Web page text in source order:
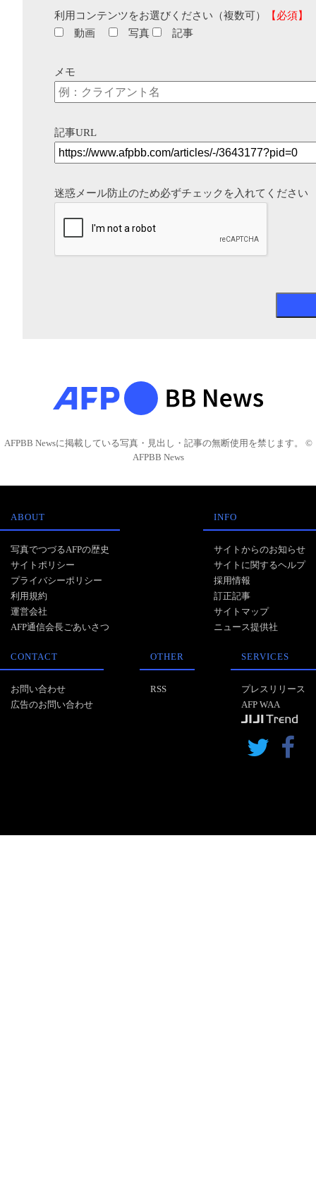
利用コンテンツをお選びください（複数可）
【必須】
動画
写真 記事
メモ
記事URL
迷惑メール防止のため必ずチェックを入れてください
AFPBB Newsに掲載している写真・見出し・記事の無断使用を禁じます。 ©
AFPBB News
ABOUT
写真でつづるAFPの歴史
サイトポリシー
プライバシーポリシー
利用規約
運営会社
AFP通信会長ごあいさつ
INFO
サイトからのお知らせ
サイトに関するヘルプ
採用情報
訂正記事
サイトマップ
ニュース提供社
CONTACT
お問い合わせ
広告のお問い合わせ
OTHER
RSS
SERVICES
プレスリリース
AFP WAA